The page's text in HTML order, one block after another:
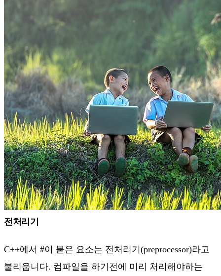
전처리기
C++에서 #이 붙은 요소는 전처리기(preprocessor)라고
불리웁니다. 컴파일을 하기전에 미리 처리해야하는